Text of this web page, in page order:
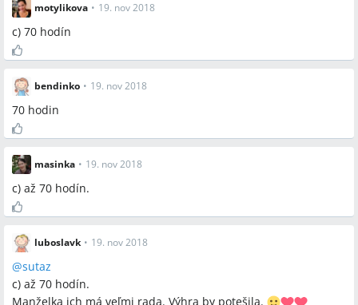
motylikova • 19. nov 2018
c) 70 hodín
bendinko • 19. nov 2018
70 hodin
masinka • 19. nov 2018
c) až 70 hodín.
luboslavk • 19. nov 2018
@sutaz
c) až 70 hodín.
Manželka ich má veľmi rada. Výhra by potešila.